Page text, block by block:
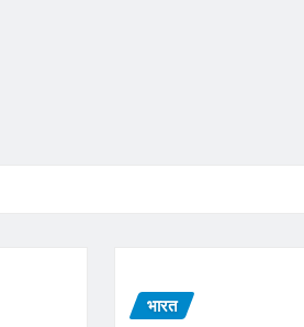
भारत